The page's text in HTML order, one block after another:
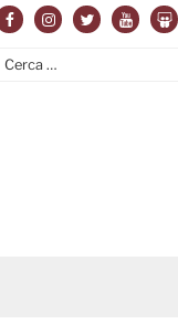
FacebookInstagram
TwitterYoutube
Cerca: